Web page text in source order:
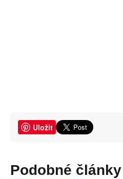
Uložit
Podobné články